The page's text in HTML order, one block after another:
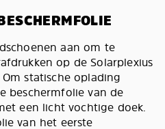
aan om te
op de Solarplexius
statische oplading
beschermfolie van de
een licht vochtige doek.
van het eerste